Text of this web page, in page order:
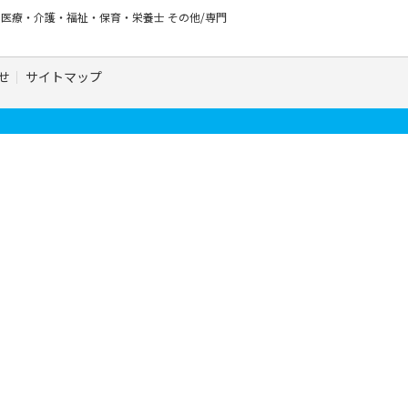
医療・介護・福祉・保育・栄養士 その他/専門
サイトマップ